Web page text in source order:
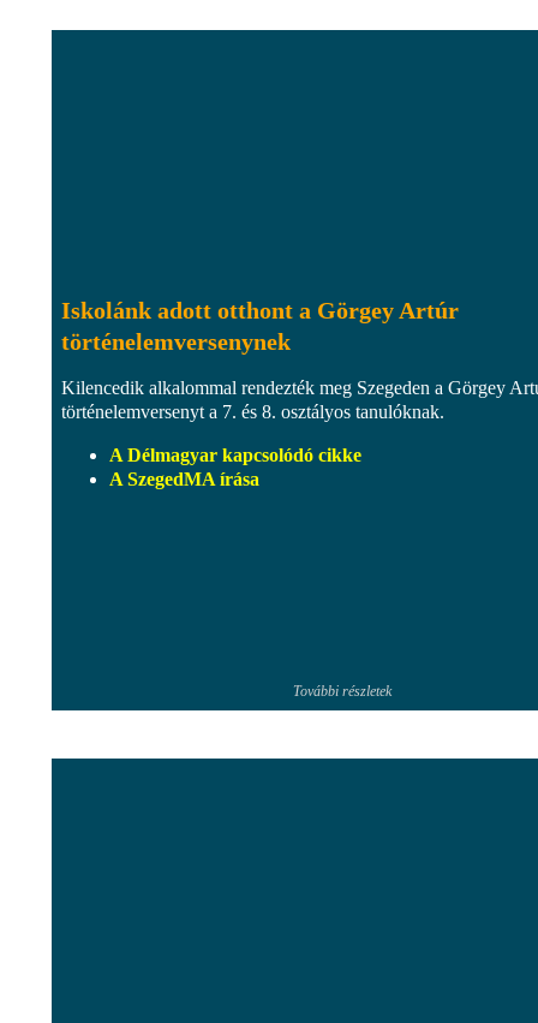
Iskolánk adott otthont a Görgey Artúr
történelemversenynek
Kilencedik alkalommal rendezték meg Szegeden a Görgey
történelemversenyt a 7. és 8. osztályos tanulóknak.
A Délmagyar kapcsolódó cikke
A SzegedMA írása
További részletek